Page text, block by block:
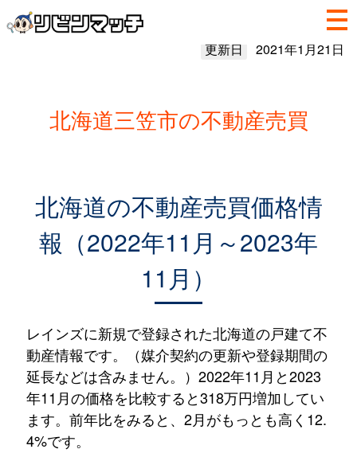
更新日 2021年1月21日
北海道三笠市の不動産売買
北海道の不動産売買価格情
報（2022年11月～2023年
11月）
レインズに新規で登録された北海道の戸建て不
動産情報です。（媒介契約の更新や登録期間の
延長などは含みません。）2022年11月と2023
年11月の価格を比較すると318万円増加してい
ます。前年比をみると、2月がもっとも高く12.
4%です。